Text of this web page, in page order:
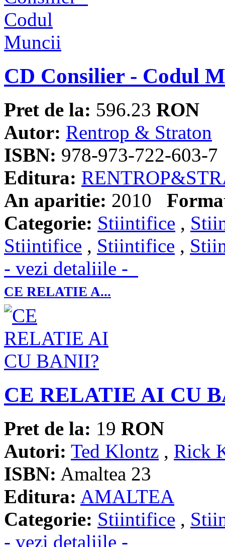
CD Consilier - Codul
Pret de la: 596.23 RON
Autor: Rentrop & Straton
ISBN: 978-973-722-603-7
Editura:
An aparitie: 2010
Categorie: Stiintifice ,
Stiintifice , Stiintifice ,
- vezi detaliile -
CE RELATIE A...
CE RELATIE AI CU
Pret de la: 19 RON
Autori: Ted Klontz , Rick
ISBN: Amaltea 23
Editura: AMALTEA
Categorie: Stiintifice ,
- vezi detaliile -